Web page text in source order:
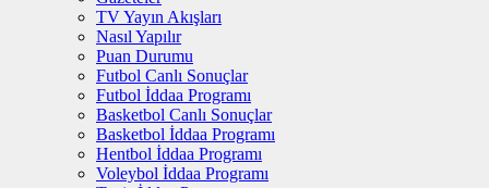
TV Yayın Akışları
Nasıl Yapılır
Puan Durumu
Futbol Canlı Sonuçlar
Futbol İddaa Programı
Basketbol Canlı Sonuçlar
Basketbol İddaa Programı
Hentbol İddaa Programı
Voleybol İddaa Programı